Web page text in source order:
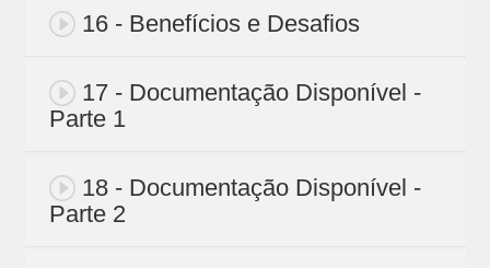
16 - Benefícios e Desafios
17 - Documentação Disponível -
Parte 1
18 - Documentação Disponível -
Parte 2